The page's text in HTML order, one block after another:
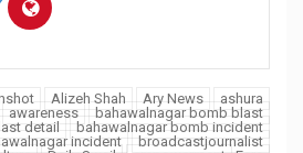
Alizeh Shah Ary News
ashura
awareness
bahawalnagar bomb blast
detail
bahawalnagar bomb incident
incident
broadcastjournalist